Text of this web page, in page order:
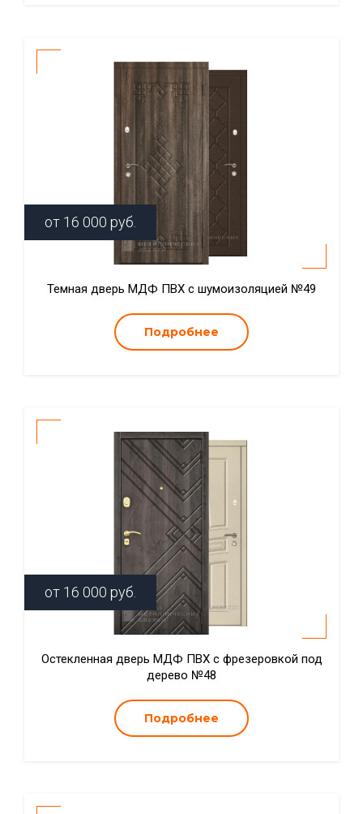
от 16 000 руб.
Темная дверь МДФ ПВХ с шумоизоляцией №49
Подробнее
от 16 000 руб.
Остекленная дверь МДФ ПВХ с фрезеровкой под
дерево №48
Подробнее